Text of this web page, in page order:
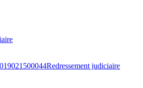
Redressement judiciaire